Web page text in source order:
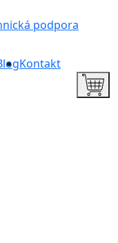
podpora
Kontakt